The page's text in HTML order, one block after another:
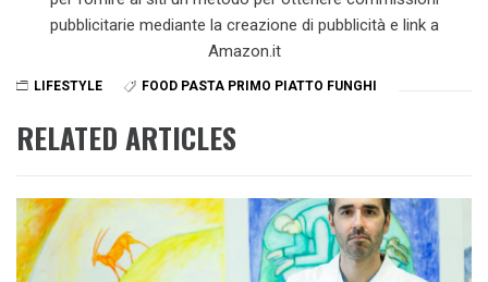
pubblicitarie mediante la creazione di pubblicità e link a
Amazon.it
LIFESTYLE FOOD PASTA PRIMO PIATTO FUNGHI
RELATED ARTICLES